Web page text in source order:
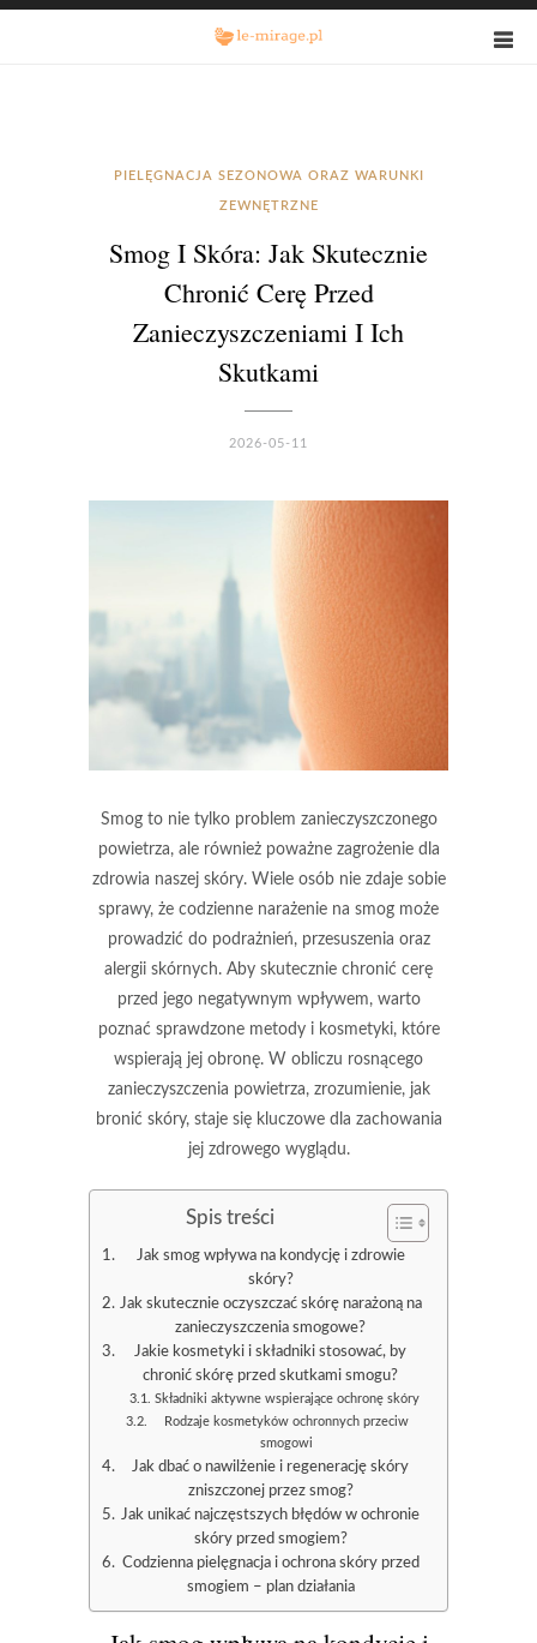
PIELĘGNACJA SEZONOWA ORAZ WARUNKI
ZEWNĘTRZNE
Smog I Skóra: Jak Skutecznie
Chronić Cerę Przed
Zanieczyszczeniami I Ich
Skutkami
2026-05-11
Smog to nie tylko problem zanieczyszczonego
powietrza, ale również poważne zagrożenie dla
zdrowia naszej skóry. Wiele osób nie zdaje sobie
sprawy, że codzienne narażenie na smog może
prowadzić do podrażnień, przesuszenia oraz
alergii skórnych. Aby skutecznie chronić cerę
przed jego negatywnym wpływem, warto
poznać sprawdzone metody i kosmetyki, które
wspierają jej obronę. W obliczu rosnącego
zanieczyszczenia powietrza, zrozumienie, jak
bronić skóry, staje się kluczowe dla zachowania
jej zdrowego wyglądu.
Spis treści
Jak smog wpływa na kondycję i zdrowie
skóry?
Jak skutecznie oczyszczać skórę narażoną na
zanieczyszczenia smogowe?
Jakie kosmetyki i składniki stosować, by
chronić skórę przed skutkami smogu?
Składniki aktywne wspierające ochronę skóry
Rodzaje kosmetyków ochronnych przeciw
smogowi
Jak dbać o nawilżenie i regenerację skóry
zniszczonej przez smog?
Jak unikać najczęstszych błędów w ochronie
skóry przed smogiem?
Codzienna pielęgnacja i ochrona skóry przed
smogiem – plan działania